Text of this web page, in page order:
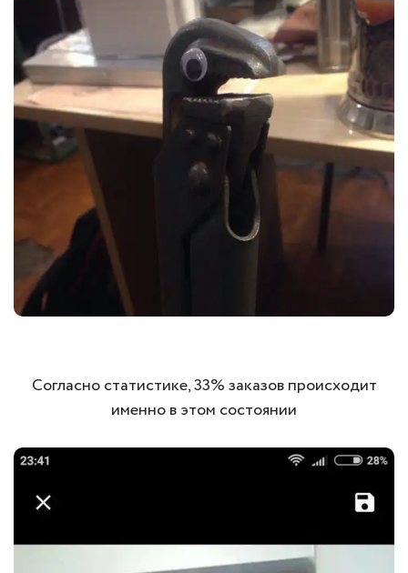
Согласно статистике, 33% заказов происходит
именно в этом состоянии